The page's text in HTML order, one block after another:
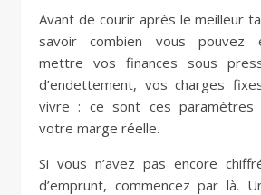
Avant de courir après le meilleur
savoir combien vous pouvez
mettre vos finances sous
d’endettement, vos charges
vivre : ce sont ces paramètres
votre marge réelle.
Si vous n’avez pas encore
d’emprunt, commencez par là.